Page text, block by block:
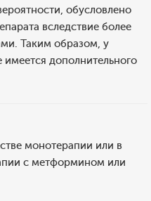
обусловлено
вследствие более
Таким образом, у
дополнительного
монотерапии или в
с метформином или